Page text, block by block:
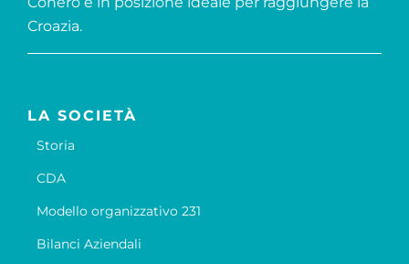
Croazia.
LA SOCIETÀ
Storia
CDA
Modello organizzativo 231
Bilanci Aziendali